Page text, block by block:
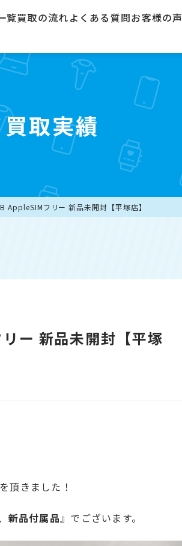
覧買取の流れよくある質問お客様の声
買取実績
フリー 新品未開封【平塚店】
ー 新品未開封【平塚
頂きました！
新品付属品』でございます。